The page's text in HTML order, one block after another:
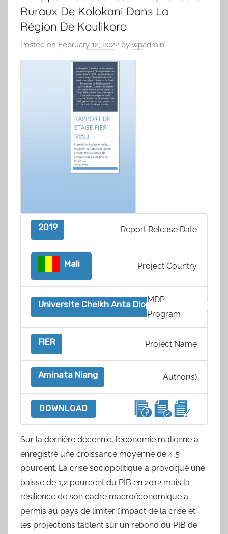
Ruraux De Kolokani Dans La
Région De Koulikoro
Posted on February 12, 2022 by wpadmin
2019 Report Release Date
Mali Project Country
Universite Cheikh Anta Diop (UCAD), Senegal
MDP
Program
FIER Project Name
Aminata Niang Author(s)
DOWNLOAD
Sur la dernière décennie, l’économie malienne a
enregistré une croissance moyenne de 4,5
pourcent. La crise sociopolitique a provoqué une
baisse de 1,2 pourcent du PIB en 2012 mais la
résilience de son cadre macroéconomique a
permis au pays de limiter l’impact de la crise et
les projections tablent sur un rebond du PIB de